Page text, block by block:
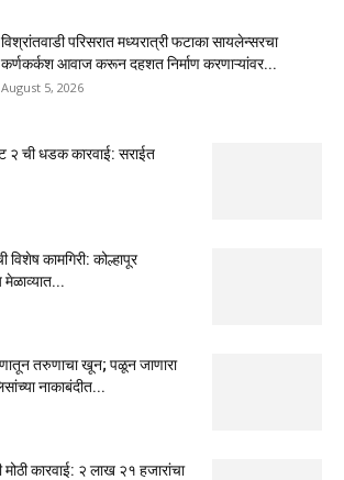
विश्रांतवाडी परिसरात मध्यरात्री फटाका सायलेन्सरचा
कर्णकर्कश आवाज करून दहशत निर्माण करणाऱ्यांवर...
August 5, 2026
२ ची धडक कारवाई: सराईत
विशेष कामगिरी: कोल्हापूर
मेळाव्यात...
तरुणाचा खून; पळून जाणारा
नाकाबंदीत...
मोठी कारवाई: २ लाख २१ हजारांचा